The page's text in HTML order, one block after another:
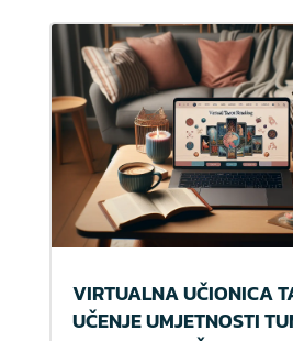
VIRTUALNA UČIONICA
UČENJE UMJETNOSTI